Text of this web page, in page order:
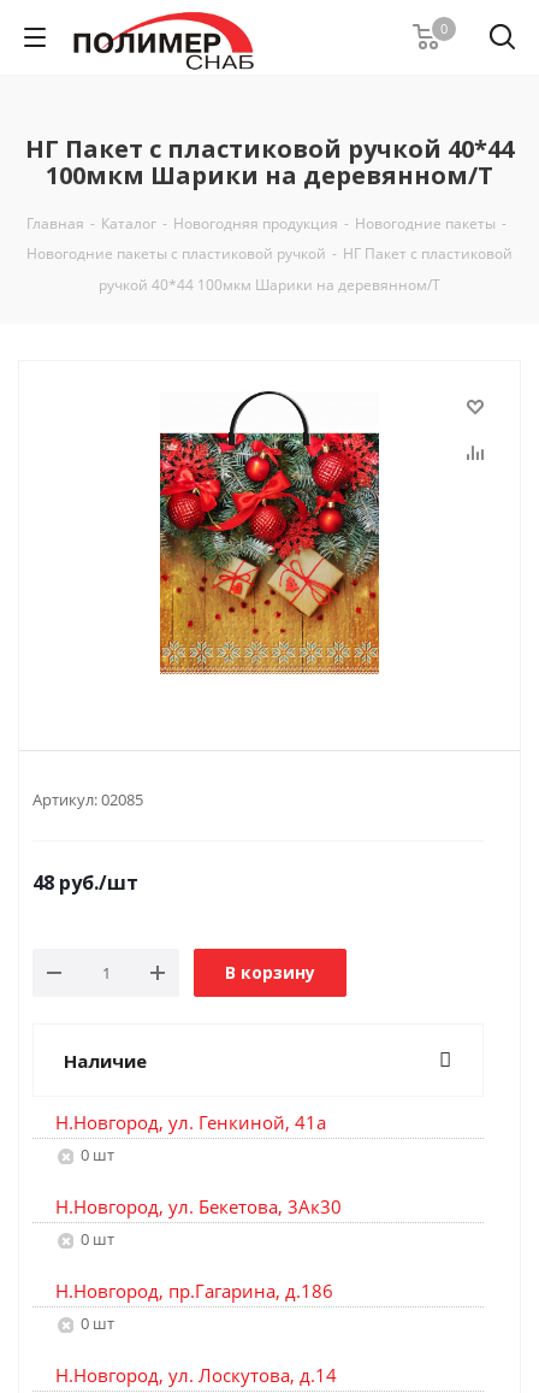
0
НГ Пакет с пластиковой ручкой 40*44
100мкм Шарики на деревянном/Т
Главная - Каталог - Новогодняя продукция - Новогодние пакеты -
Новогодние пакеты с пластиковой ручкой - НГ Пакет с пластиковой
ручкой 40*44 100мкм Шарики на деревянном/Т
Артикул:02085
48 руб./шт
В корзину
Наличие
Н.Новгород, ул. Генкиной, 41а
0 шт
Н.Новгород, ул. Бекетова, 3Ак30
0 шт
Н.Новгород, пр.Гагарина, д.186
0 шт
Н.Новгород, ул. Лоскутова, д.14